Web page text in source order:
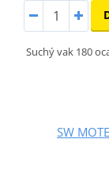
Suchý vak 180
SW